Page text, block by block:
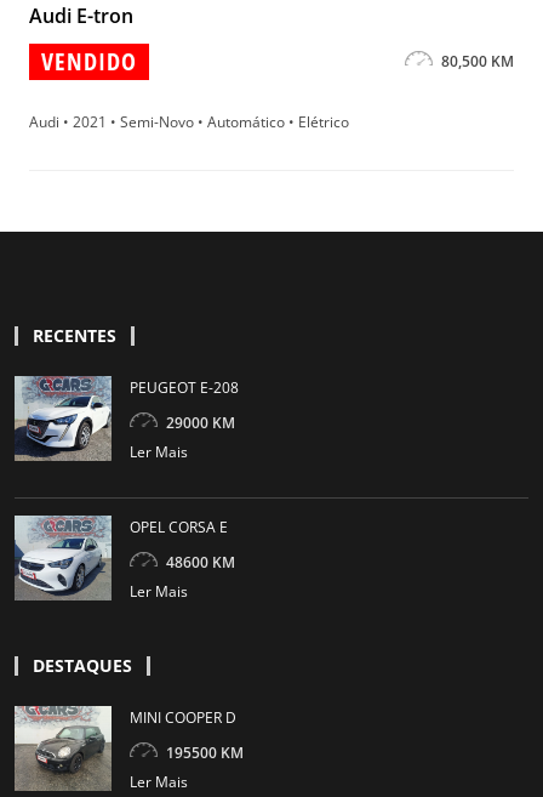
Audi E-tron
VENDIDO 80,500 KM
Audi • 2021 • Semi-Novo • Automático • Elétrico
RECENTES
PEUGEOT E-208
29000 KM
Ler Mais
OPEL CORSA E
48600 KM
Ler Mais
DESTAQUES
MINI COOPER D
195500 KM
Ler Mais